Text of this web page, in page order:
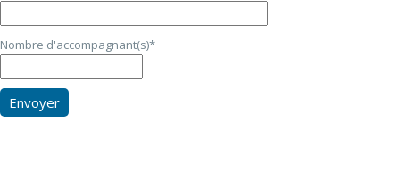
Nombre d'accompagnant(s)*